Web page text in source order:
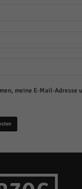
meine E-Mail-Adresse